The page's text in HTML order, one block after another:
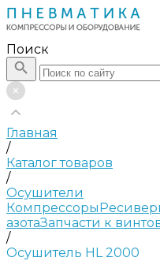
Поиск
Главная
/
Каталог товаров
/
Осушители
Компрессоры
азотаЗапчасти к
/
Осушитель HL 2000